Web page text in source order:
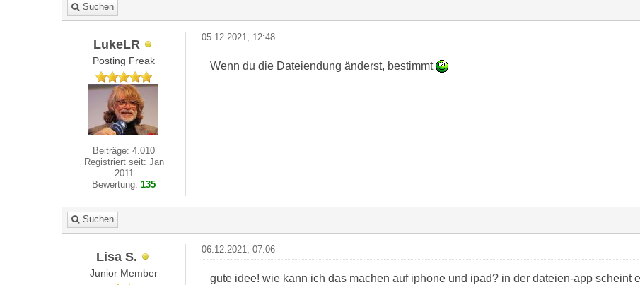
Suchen
LukeLR
Posting Freak
Beiträge: 4.010
Registriert seit: Jan
2011
Bewertung:135
05.12.2021, 12:48
Wenn du die Dateiendung änderst, bestimmt
Suchen
Lisa S.
Junior Member
06.12.2021, 07:06
gute idee! wie kann ich das machen auf iphone und ipad? in der dateien-app scheint